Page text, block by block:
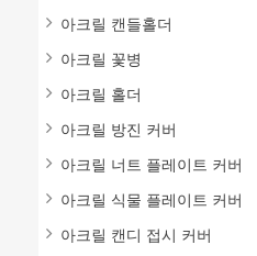
아크릴 캔들홀더
아크릴 꽃병
아크릴 홀더
아크릴 방진 커버
아크릴 너트 플레이트 커버
아크릴 식물 플레이트 커버
아크릴 캔디 접시 커버